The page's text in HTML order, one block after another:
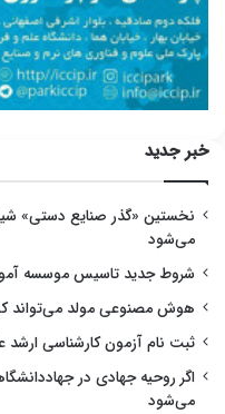
خبر جدید
نخستین «گذر صنایع دستی»
می‌شود
شروط جدید تاسیس موسسه
هوش مصنوعی مولد می‌تواند
ثبت نام آزمون کارشناسی ارشد
اگر روحیه جهادی در
می‌شود